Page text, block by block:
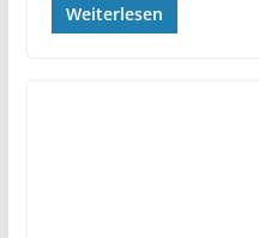
Weiterlesen